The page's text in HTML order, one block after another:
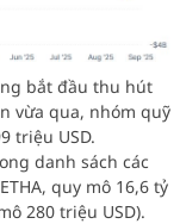
bắt đầu thu hút
vừa qua, nhóm quỹ
triệu USD.
danh sách các
quy mô 16,6 tỷ
280 triệu USD).